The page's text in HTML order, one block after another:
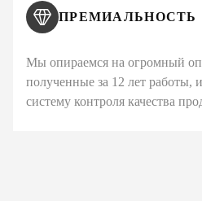
ПРЕМИАЛЬНОСТЬ
Мы опираемся на огромный
полученные за 12 лет работы,
систему контроля качества